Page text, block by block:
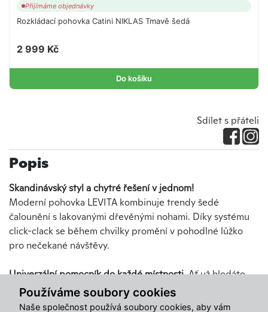
Používáme soubory cookies
Naše společnost používá soubory cookies, aby vám
Přijímáme objednávky
Rozkládací pohovka Catini NIKLAS Tmavě šedá
2 999 Kč
Do košíku
Sdílet s přáteli
Popis
Skandinávský styl a chytré řešení v jednom!
Moderní pohovka LEVITA kombinuje trendy šedé
čalounění s lakovanými dřevěnými nohami. Díky systému
click-clack se během chvilky promění v pohodlné lůžko
pro nečekané návštěvy.
Univerzální pomocník do každé místnosti.Ať už hledáte
pohovkudo studentského pokoje, pro hosty nebo do
jídelního koutu, tento kousek se všude skvěle vyjímá.